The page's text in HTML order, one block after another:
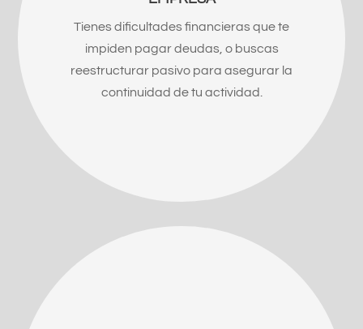
Tienes dificultades financieras que te
impiden pagar deudas, o buscas
reestructurar pasivo para asegurar la
continuidad de tu actividad.